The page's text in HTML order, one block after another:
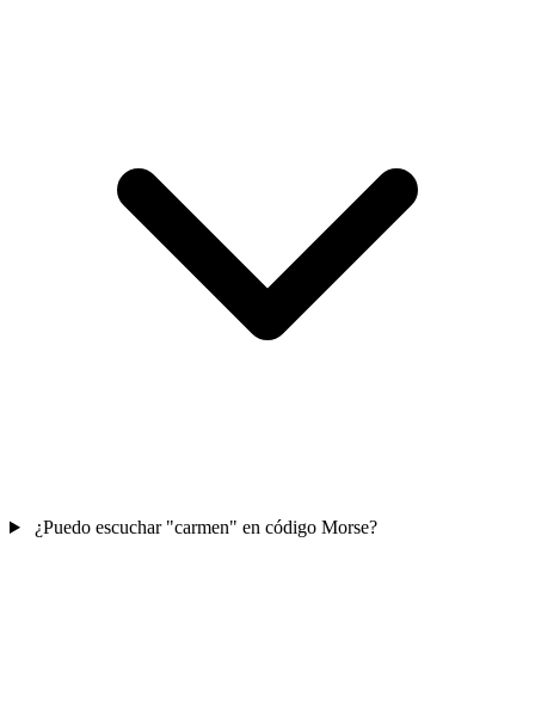
¿Puedo escuchar "carmen" en código Morse?